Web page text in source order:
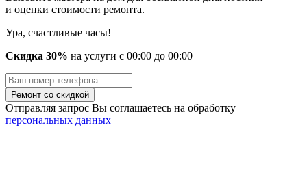
и оценки стоимости ремонта.
Ура, счастливые часы!
Скидка 30% на услуги с 00:00 до 00:00
Отправляя запрос Вы соглашаетесь на обработку
персональных данных